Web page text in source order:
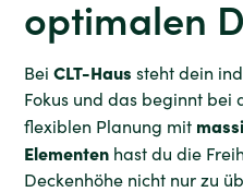
optimalen
BeiCLT-Haus steht dein
Fokus und das beginnt bei
flexiblen Planung mit
Elementen hast du die
Deckenhöhe nicht nur zu